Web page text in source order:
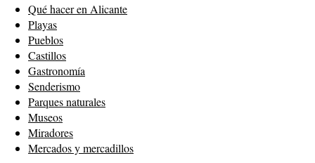
Qué hacer en Alicante
Playas
Pueblos
Castillos
Gastronomía
Senderismo
Parques naturales
Museos
Miradores
Mercados y mercadillos